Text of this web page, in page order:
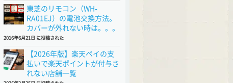
東芝のリモコン（WH-
RA01EJ）の電池交換方法。
カバーが外れない時は。。。
2016年6月21日 に投稿された
【2026年版】楽天ペイの支
払いで楽天ポイントが付与さ
れない店舗一覧